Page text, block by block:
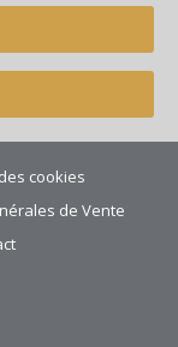
cookies
de Vente